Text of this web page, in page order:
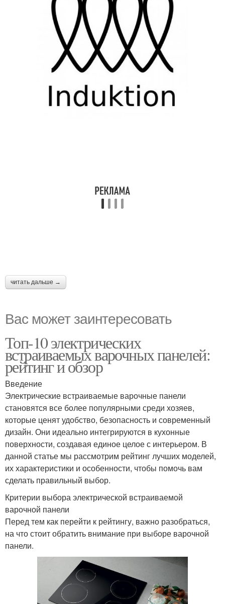
читать дальше →
Вас может заинтересовать
Топ-10 электрических
встраиваемых варочных панелей:
рейтинг и обзор
Введение
Электрические встраиваемые варочные панели
становятся все более популярными среди хозяев,
которые ценят удобство, безопасность и современный
дизайн. Они идеально интегрируются в кухонные
поверхности, создавая единое целое с интерьером. В
данной статье мы рассмотрим рейтинг лучших моделей,
их характеристики и особенности, чтобы помочь вам
сделать правильный выбор.
Критерии выбора электрической встраиваемой
варочной панели
Перед тем как перейти к рейтингу, важно разобраться,
на что стоит обратить внимание при выборе варочной
панели.